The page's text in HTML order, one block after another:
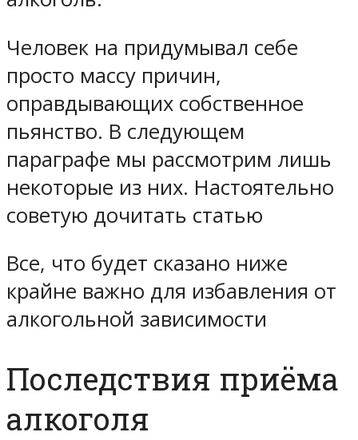
Человек на придумывал себе
просто массу причин,
оправдывающих собственное
пьянство. В следующем
параграфе мы рассмотрим лишь
некоторые из них. Настоятельно
советую дочитать статью
Все, что будет сказано ниже
крайне важно для избавления от
алкогольной зависимости
Последствия приёма
алкоголя